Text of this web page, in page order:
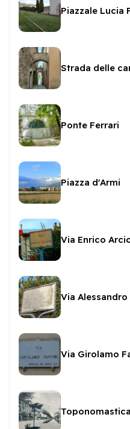
Piazzale Lucia
Strada delle
Ponte Ferrari
Piazza d'Armi
Via Enrico
Via
Via Girolamo